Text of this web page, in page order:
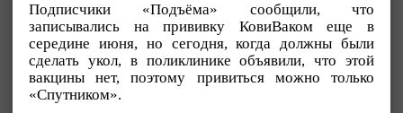
Подписчики «Подъёма» сообщили, что
записывались на прививку КовиВаком еще в
середине июня, но сегодня, когда должны были
сделать укол, в поликлинике объявили, что этой
вакцины нет, поэтому привиться можно только
«Спутником».